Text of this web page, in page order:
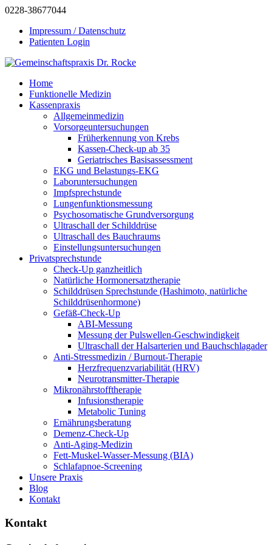
0228-38677044
Impressum / Datenschutz
Patienten Login
Home
Funktionelle Medizin
Kassenpraxis
Allgemeinmedizin
Vorsorgeuntersuchungen
Früherkennung von Krebs
Kassen-Check-up ab 35
Geriatrisches Basisassessment
EKG und Belastungs-EKG
Laboruntersuchungen
Impfsprechstunde
Lungenfunktionsmessung
Psychosomatische Grundversorgung
Ultraschall der Schilddrüse
Ultraschall des Bauchraums
Einstellungsuntersuchungen
Privatsprechstunde
Check-Up ganzheitlich
Natürliche Hormonersatztherapie
Schilddrüsen Sprechstunde (Hashimoto, natürliche
Schilddrüsenhormone)
Gefäß-Check-Up
ABI-Messung
Messung der Pulswellen-Geschwindigkeit
Ultraschall der Halsarterien und Bauchschlagader
Anti-Stressmedizin / Burnout-Therapie
Herzfrequenzvariabilität (HRV)
Neurotransmitter-Therapie
Mikronährstofftherapie
Infusionstherapie
Metabolic Tuning
Ernährungsberatung
Demenz-Check-Up
Anti-Aging-Medizin
Fett-Muskel-Wasser-Messung (BIA)
Schlafapnoe-Screening
Unsere Praxis
Blog
Kontakt
Kontakt